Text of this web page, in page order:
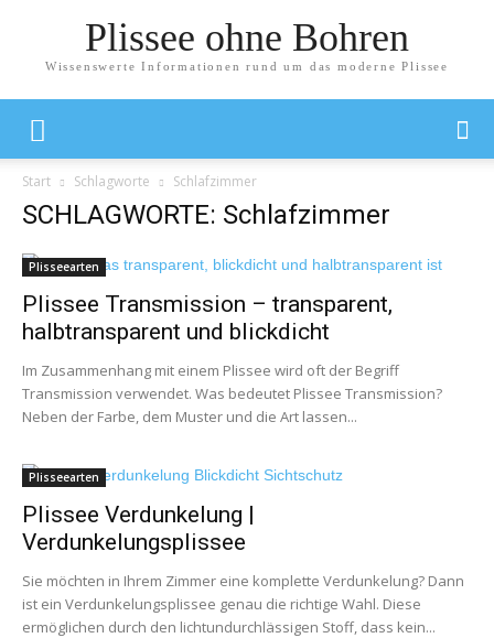
Plissee ohne Bohren
Wissenswerte Informationen rund um das moderne Plissee
Start Schlagworte Schlafzimmer
SCHLAGWORTE: Schlafzimmer
Plisseearten
Plissee Transmission – transparent,
halbtransparent und blickdicht
Im Zusammenhang mit einem Plissee wird oft der Begriff
Transmission verwendet. Was bedeutet Plissee Transmission?
Neben der Farbe, dem Muster und die Art lassen...
Plisseearten
Plissee Verdunkelung |
Verdunkelungsplissee
Sie möchten in Ihrem Zimmer eine komplette Verdunkelung? Dann
ist ein Verdunkelungsplissee genau die richtige Wahl. Diese
ermöglichen durch den lichtundurchlässigen Stoff, dass kein...